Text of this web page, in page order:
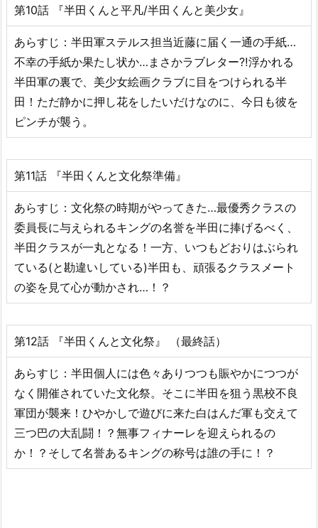
第10話 『半田くんと平凡/半田くんと美少女』
あらすじ：半田軍ステルス担当近藤に届く一通の手紙…
不幸の手紙か果たし状か…まさかラブレター⁈浮かれる
半田軍の裏で、美少女絵画クラブに目をつけられる半
田！ただ静かに押し花をしたいだけなのに、今日も彼を
ピンチが襲う。
第11話 『半田くんと文化祭準備』
あらすじ：文化祭の時期がやってきた…最優秀クラスの
委員長に与えられるキングの名誉を半田に捧げるべく、
半田クラスが一丸となる！一方、いつもどおりはぶられ
ている(と勘違いしている)半田も、頑張るクラスメート
の姿を見て心が動かされ…！？
第12話 『半田くんと文化祭』 （最終話）
あらすじ：半田個人には色々ありつつも賑やかにつつが
なく開催されていた文化祭。そこに半田を狙う黒校不良
軍団が襲来！ひやかしで遊びに来た白はんだ軍も交えて
三つ巴の大乱闘！？無事フィナーレを迎えられるの
か！？そして名誉あるキングの称号は誰の手に！？